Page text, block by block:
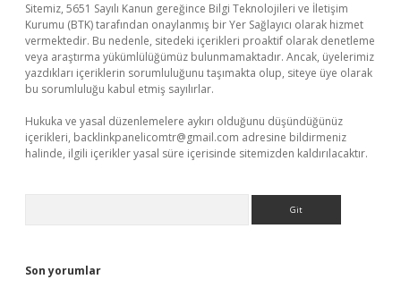
Sitemiz, 5651 Sayılı Kanun gereğince Bilgi Teknolojileri ve İletişim
Kurumu (BTK) tarafından onaylanmış bir Yer Sağlayıcı olarak hizmet
vermektedir. Bu nedenle, sitedeki içerikleri proaktif olarak denetleme
veya araştırma yükümlülüğümüz bulunmamaktadır. Ancak, üyelerimiz
yazdıkları içeriklerin sorumluluğunu taşımakta olup, siteye üye olarak
bu sorumluluğu kabul etmiş sayılırlar.
Hukuka ve yasal düzenlemelere aykırı olduğunu düşündüğünüz
içerikleri, backlinkpanelicomtr@gmail.com adresine bildirmeniz
halinde, ilgili içerikler yasal süre içerisinde sitemizden kaldırılacaktır.
Son yorumlar